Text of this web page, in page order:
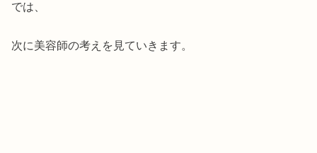
では、
次に美容師の考えを見ていきます。